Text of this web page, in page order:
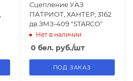
Сцепление УАЗ
ПАТРИОТ, ХАНТЕР, 3162
дв.ЗМЗ-409 "STARCO"
Нет в наличии
0 бел. руб./шт
ПОД ЗАКАЗ